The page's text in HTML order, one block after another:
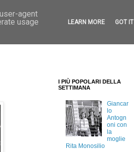
I PIÙ POPOLARI DELLA
SETTIMANA
Giancar
lo
Antogn
oni con
la
moglie
Rita Monosilio
agent
usage
LEARN MORE GOT IT